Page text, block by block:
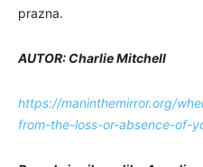
prazna.
AUTOR: Charlie Mitchell
https://maninthemirror.org/
from-the-loss-or-absence-of-